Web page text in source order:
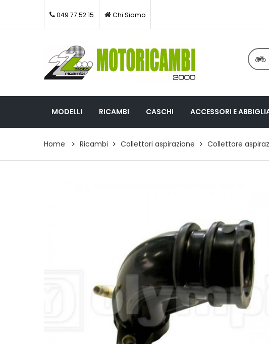
049 77 52 15 Chi Siamo
MODELLI RICAMBI CASCHI ACCESSORI E
Home Ricambi Collettori aspirazione Collettore